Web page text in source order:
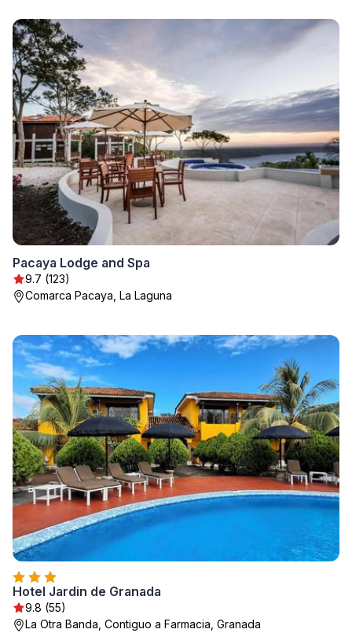
Pacaya Lodge and Spa
9.7 (123)
Comarca Pacaya, La Laguna
Hotel Jardin de Granada
9.8 (55)
La Otra Banda, Contiguo a Farmacia, Granada